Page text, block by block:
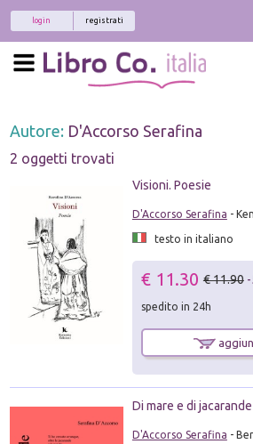
registrati
login
Autore: D'Accorso Serafina
2 oggetti trovati
Visioni. Poesie
D'Accorso Serafina -
testo in italiano
€ 11.30 € 11.90
spedito in 24h
Di mare e di jacarande
D'Accorso Serafina -